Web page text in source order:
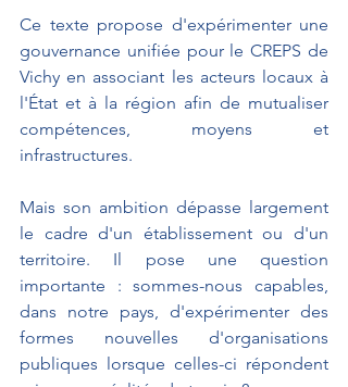
Ce texte propose d'expérimenter une
gouvernance unifiée pour le CREPS de
Vichy en associant les acteurs locaux à
l'État et à la région afin de mutualiser
compétences, moyens et
infrastructures.
Mais son ambition dépasse largement
le cadre d'un établissement ou d'un
territoire. Il pose une question
importante : sommes-nous capables,
dans notre pays, d'expérimenter des
formes nouvelles d'organisations
publiques lorsque celles-ci répondent